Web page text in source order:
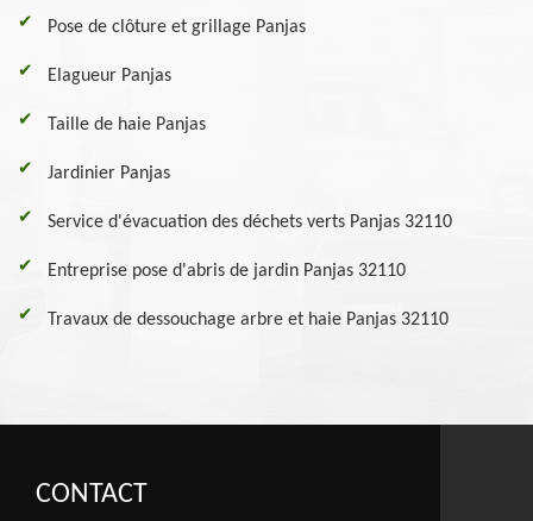
Pose de clôture et grillage Panjas
Elagueur Panjas
Taille de haie Panjas
Jardinier Panjas
Service d'évacuation des déchets verts Panjas 32110
Entreprise pose d'abris de jardin Panjas 32110
Travaux de dessouchage arbre et haie Panjas 32110
CONTACT